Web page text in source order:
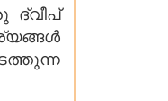
ദ്വീപ്